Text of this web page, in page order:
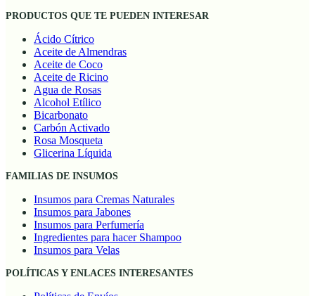
PRODUCTOS QUE TE PUEDEN INTERESAR
Ácido Cítrico
Aceite de Almendras
Aceite de Coco
Aceite de Ricino
Agua de Rosas
Alcohol Etílico
Bicarbonato
Carbón Activado
Rosa Mosqueta
Glicerina Líquida
FAMILIAS DE INSUMOS
Insumos para Cremas Naturales
Insumos para Jabones
Insumos para Perfumería
Ingredientes para hacer Shampoo
Insumos para Velas
POLÍTICAS Y ENLACES INTERESANTES